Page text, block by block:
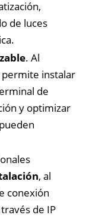
de luces
. Al
instalar
de
y optimizar
, al
conexión
de IP